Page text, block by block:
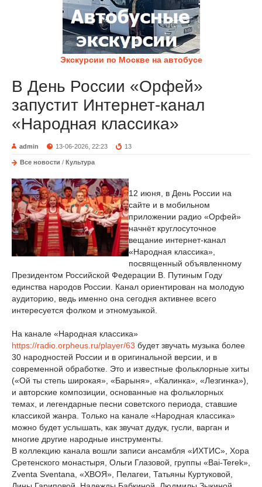
Экскурсии по Москве на автобусе
В День России «Орфей»
запустит Интернет-канал
«Народная классика»
admin 13-06-2026, 22:23 13
Все новости / Культура
12 июня, в День России на
сайте и в мобильном
приложении радио «Орфей»
начнёт круглосуточное
вещание интернет-канал
«Народная классика»,
посвященный объявленному
Президентом Российской Федерации В. Путиным Году
единства народов России. Канал ориентирован на молодую
аудиторию, ведь именно она сегодня активнее всего
интересуется фолком и этномузыкой.
На канале «Народная классика»
https://radio.orpheus.ru/player/63 будет звучать музыка более
30 народностей России и в оригинальной версии, и в
современной обработке. Это и известные фольклорные хиты
(«Ой ты степь широкая», «Барыня», «Калинка», «Лезгинка»),
и авторские композиции, основанные на фольклорных
темах, и легендарные песни советского периода, ставшие
классикой жанра. Только на канале «Народная классика»
можно будет услышать, как звучат дудук, гусли, варган и
многие другие народные инструменты.
В коллекцию канала вошли записи ансамбля «ИХТИС», Хора
Сретенского монастыря, Ольги Глазовой, группы «Bai-Terek»,
Zventa Sventana, «ХВОЯ», Пелагеи, Татьяны Куртуковой,